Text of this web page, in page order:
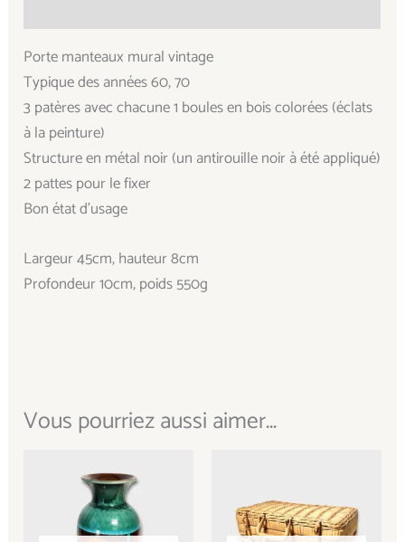
Porte manteaux mural vintage
Typique des années 60, 70
3 patères avec chacune 1 boules en bois colorées (éclats
à la peinture)
Structure en métal noir (un antirouille noir à été appliqué)
2 pattes pour le fixer
Bon état d’usage
Largeur 45cm, hauteur 8cm
Profondeur 10cm, poids 550g
Vous pourriez aussi aimer...